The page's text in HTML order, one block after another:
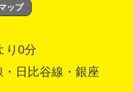
ップ
り0分
日比谷線・銀座